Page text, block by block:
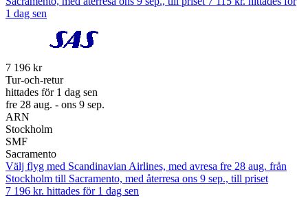
1 dag sen
7 196 kr
Tur-och-retur
hittades för 1 dag sen
fre 28 aug. - ons 9 sep.
ARN
Stockholm
SMF
Sacramento
Välj flyg med Scandinavian Airlines, med avresa fre 28 aug. från
Stockholm till Sacramento, med återresa ons 9 sep., till priset
7 196 kr. hittades för 1 dag sen